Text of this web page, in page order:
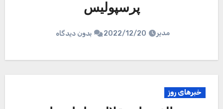
پرسپولیس
مدیر 2022/12/20 بدون دیدگاه
خبرهای روز